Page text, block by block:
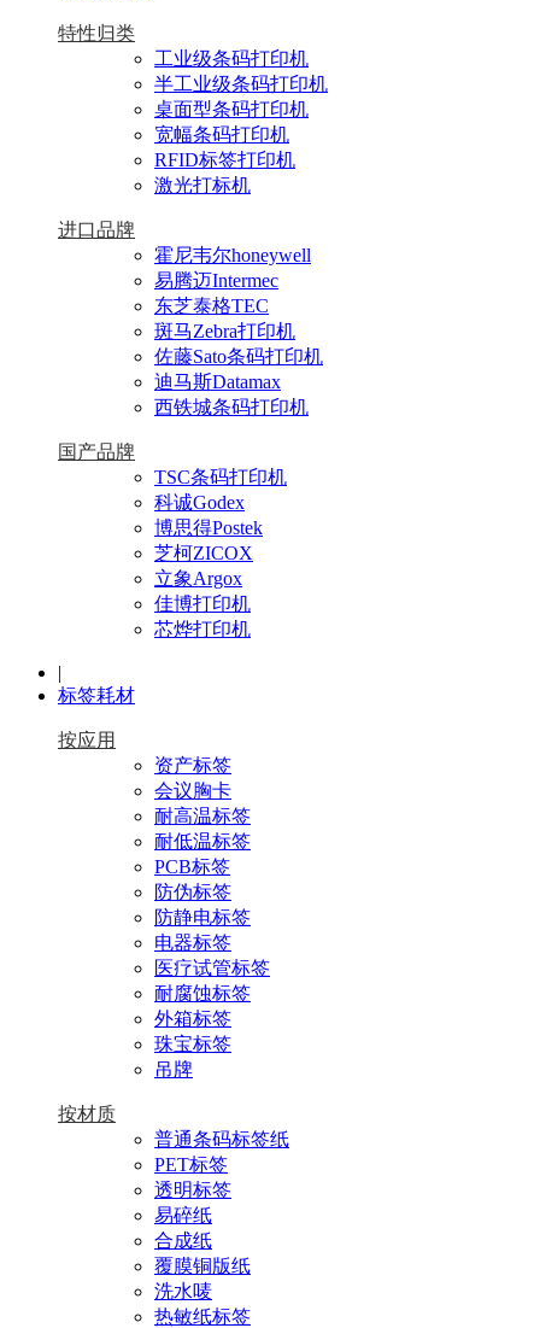
特性归类
工业级条码打印机
半工业级条码打印机
桌面型条码打印机
宽幅条码打印机
RFID标签打印机
激光打标机
进口品牌
霍尼韦尔honeywell
易腾迈Intermec
东芝泰格TEC
斑马Zebra打印机
佐藤Sato条码打印机
迪马斯Datamax
西铁城条码打印机
国产品牌
TSC条码打印机
科诚Godex
博思得Postek
芝柯ZICOX
立象Argox
佳博打印机
芯烨打印机
|
标签耗材
按应用
资产标签
会议胸卡
耐高温标签
耐低温标签
PCB标签
防伪标签
防静电标签
电器标签
医疗试管标签
耐腐蚀标签
外箱标签
珠宝标签
吊牌
按材质
普通条码标签纸
PET标签
透明标签
易碎纸
合成纸
覆膜铜版纸
洗水唛
热敏纸标签